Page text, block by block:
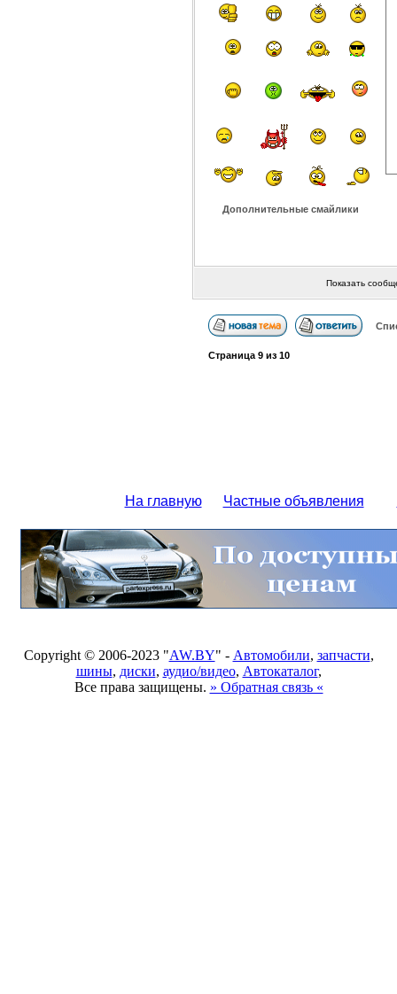
Дополнительные смайлики
Показать
Страница 9из 10
На главную Частные объявления
Copyright © 2006-2023 "AW.BY" - Автомобили, запчасти,
шины, диски, аудио/видео, Автокаталог,
Все права защищены. » Обратная связь «